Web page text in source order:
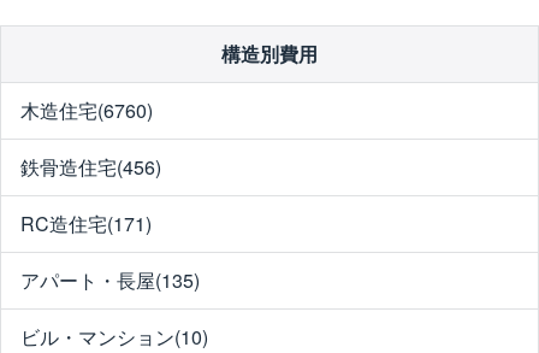
構造別費用
木造住宅(6760)
鉄骨造住宅(456)
RC造住宅(171)
アパート・長屋(135)
ビル・マンション(10)